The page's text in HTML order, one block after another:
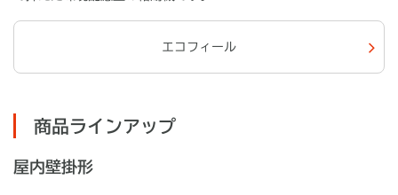
エコフィール
商品ラインアップ
屋内壁掛形